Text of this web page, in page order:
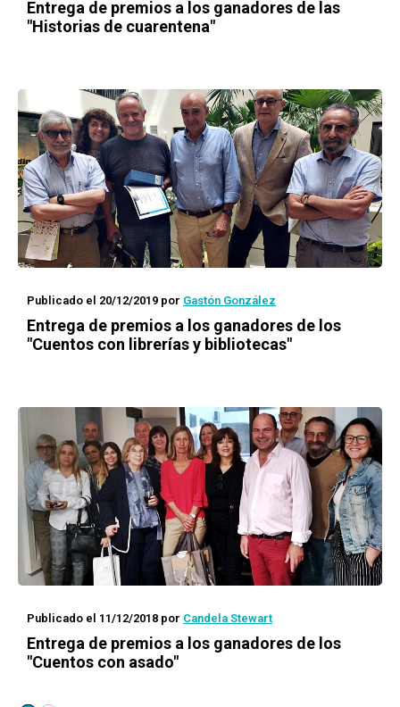
Entrega de premios a los ganadores de las
"Historias de cuarentena"
Publicado el 20/12/2019 por Gastón González
Entrega de premios a los ganadores de los
"Cuentos con librerías y bibliotecas"
Publicado el 11/12/2018 por Candela Stewart
Entrega de premios a los ganadores de los
"Cuentos con asado"